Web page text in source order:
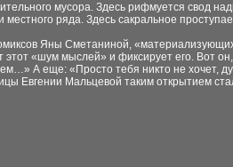
мусора. Здесь рифмуется свод
ряда. Здесь сакральное
Яны Сметаниной,
этот «шум мыслей» и фиксирует его.
А еще: «Просто тебя никто не хочет,
Евгении Мальцевой таким открытием